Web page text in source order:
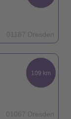
01187 Dresden
109 km
01067 Dresden